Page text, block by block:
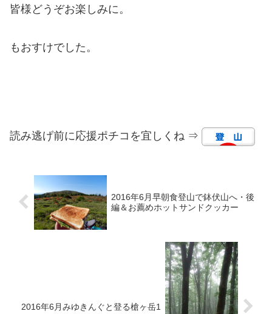
皆様どうぞお楽しみに。
もおすけでした。
読み逃げ前に応援ポチコを宜しくね ⇒
2016年6月早朝食登山で鉢伏山へ・後
編＆お薦めホットサンドクッカー
2016年6月みゆきんぐと登る槍ヶ岳1